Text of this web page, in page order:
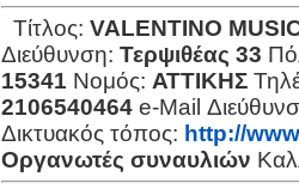
Τίτλος: VALENTINO
Διεύθυνση: Τερψιθέας 33
15341 Νομός: ΑΤΤΙΚΗΣ
2106540464 e-Mail
Δικτυακός τόπος: http://
Οργανωτές συναυλιών